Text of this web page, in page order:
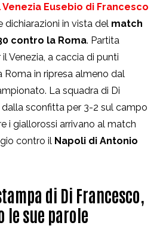
Eusebio di Francesco
dichiarazioni in vista del match
contro la Roma. Partita
Venezia, a caccia di punti
in ripresa almeno dal
La squadra di Di
dalla sconfitta per 3-2 sul campo
i giallorossi arrivano al match
contro il Napoli di Antonio
di Di Francesco,
le sue parole